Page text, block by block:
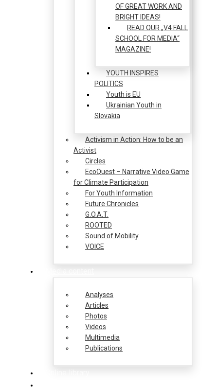
OF GREAT WORK AND
BRIGHT IDEAS!
READ OUR „V4 FALL
SCHOOL FOR MEDIA“
MAGAZINE!
YOUTH INSPIRES
POLITICS
Youth is EU
Ukrainian Youth in
Slovakia
Activism in Action: How to be an
Activist
Circles
EcoQuest – Narrative Video Game
for Climate Participation
For Youth Information
Future Chronicles
G.O.A.T.
ROOTED
Sound of Mobility
VOICE
Analyses
Articles
Photos
Videos
Multimedia
Publications